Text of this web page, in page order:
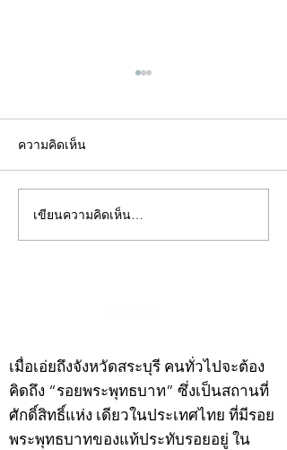
คอลัมน์"จับชีพจรวงการ
พระ"ประจำพุธที่ 29
ความคิดเห็น
เขียนความคิดเห็น…
เมื่อเอ่ยถึงจังหวัดสระบุรี คนทั่วไปจะต้อง
คิดถึง “รอยพระพุทธบาท” ซึ่งเป็นสถานที่
ศักดิ์สิทธิ์แห่ง เดียวในประเทศไทย ที่มีรอย
พระพุทธบาทของแท้ประทับรอยอยู่ ใน